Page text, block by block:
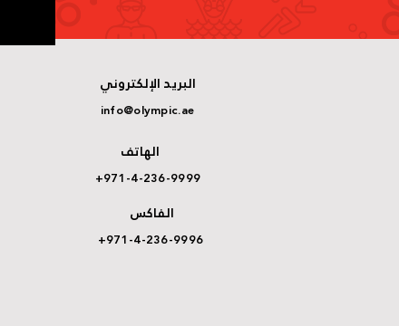
البريد الإلكتروني
info@olympic.ae
الهاتف
+971-4-236-9999
الفاكس
+971-4-236-9996